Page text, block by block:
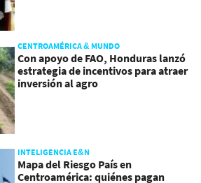
CENTROAMÉRICA & MUNDO
Con apoyo de FAO, Honduras lanzó
estrategia de incentivos para atraer
inversión al agro
INTELIGENCIA E&N
Mapa del Riesgo País en
Centroamérica: quiénes pagan